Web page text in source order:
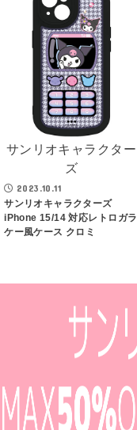
サンリオキャラクター
ズ
2023.10.11
サンリオキャラクターズ
iPhone 15/14 対応レトロガラ
ケー風ケース クロミ